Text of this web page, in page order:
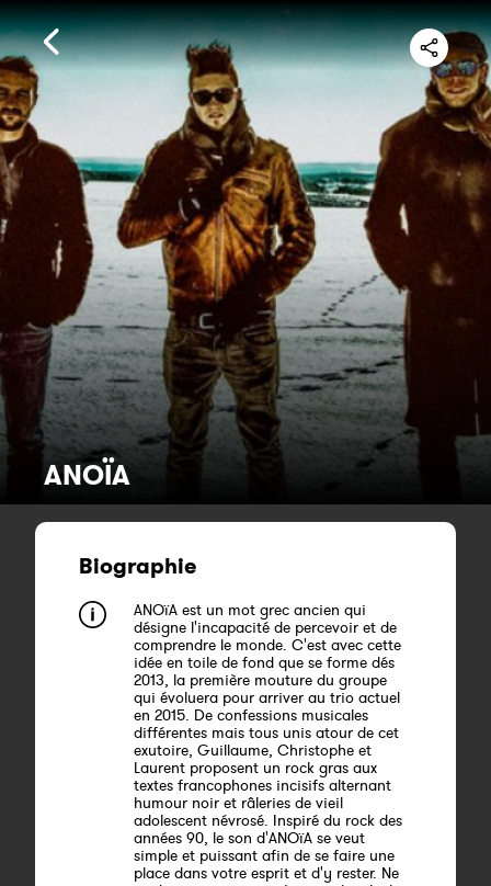
ANOÏA
Biographie
ANOïA est un mot grec ancien qui
désigne l'incapacité de percevoir et de
comprendre le monde. C'est avec cette
idée en toile de fond que se forme dés
2013, la première mouture du groupe
qui évoluera pour arriver au trio actuel
en 2015. De confessions musicales
différentes mais tous unis atour de cet
exutoire, Guillaume, Christophe et
Laurent proposent un rock gras aux
textes francophones incisifs alternant
humour noir et râleries de vieil
adolescent névrosé. Inspiré du rock des
années 90, le son d'ANOïA se veut
simple et puissant afin de se faire une
place dans votre esprit et d'y rester. Ne